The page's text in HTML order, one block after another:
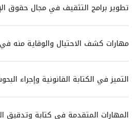
تطوير برامج التثقيف في مجال حقوق
مهارات كشف الاحتيال والوقاية منه في
التميز في الكتابة القانونية وإجراء
المهارات المتقدمة في كتابة وتدقيق